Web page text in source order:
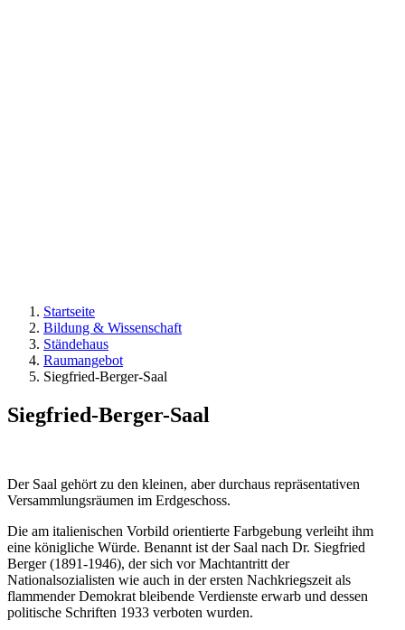
Startseite
Bildung & Wissenschaft
Ständehaus
Raumangebot
Siegfried-Berger-Saal
Siegfried-Berger-Saal
Der Saal gehört zu den kleinen, aber durchaus repräsentativen
Versammlungsräumen im Erdgeschoss.
Die am italienischen Vorbild orientierte Farbgebung verleiht ihm
eine königliche Würde. Benannt ist der Saal nach Dr. Siegfried
Berger (1891-1946), der sich vor Machtantritt der
Nationalsozialisten wie auch in der ersten Nachkriegszeit als
flammender Demokrat bleibende Verdienste erwarb und dessen
politische Schriften 1933 verboten wurden.